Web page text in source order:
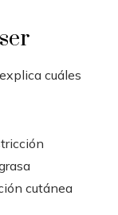
cuáles
cutánea